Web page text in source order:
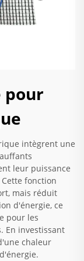
pour
intègrent une
leur puissance
fonction
mais réduit
d'énergie, ce
pour les
En investissant
chaleur